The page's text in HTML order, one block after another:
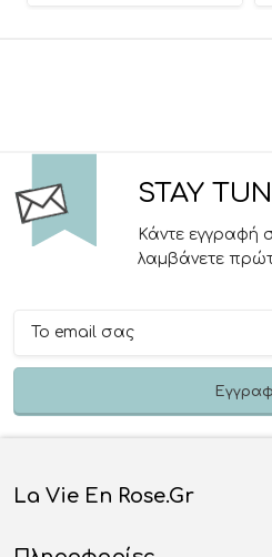
STAY
Κάντε εγγραφή
λαμβάνετε
La Vie En Rose.gr